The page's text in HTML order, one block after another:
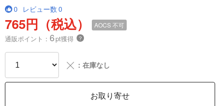
0 レビュー数 0
765円（税込） AOCS不可
通販ポイント： 6pt獲得 ？
╳ ：在庫なし
お取り寄せ